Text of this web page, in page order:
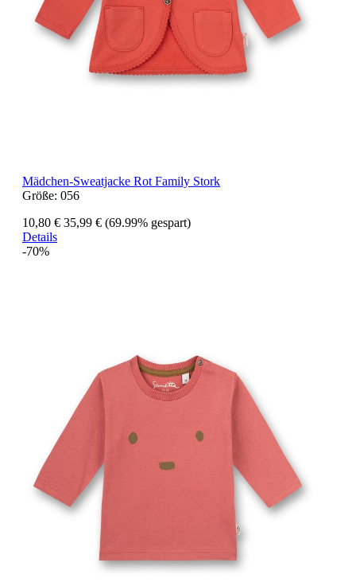
Mädchen-Sweatjacke Rot Family Stork
Größe: 056
10,80 € 35,99 € (69.99% gespart)
Details
-70%